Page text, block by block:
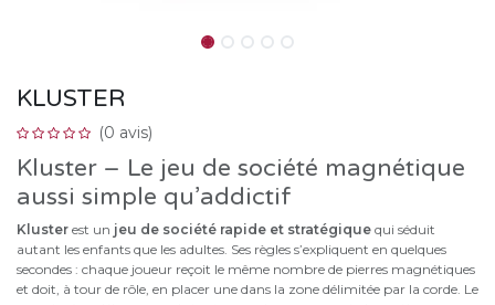
KLUSTER
(0 avis)
Kluster – Le jeu de société magnétique
aussi simple qu’addictif
Kluster est un jeu de société rapide et stratégique qui séduit
autant les enfants que les adultes. Ses règles s’expliquent en quelques
secondes : chaque joueur reçoit le même nombre de pierres magnétiques
et doit, à tour de rôle, en placer une dans la zone délimitée par la corde. Le